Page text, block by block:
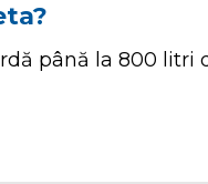
până la 800 litri